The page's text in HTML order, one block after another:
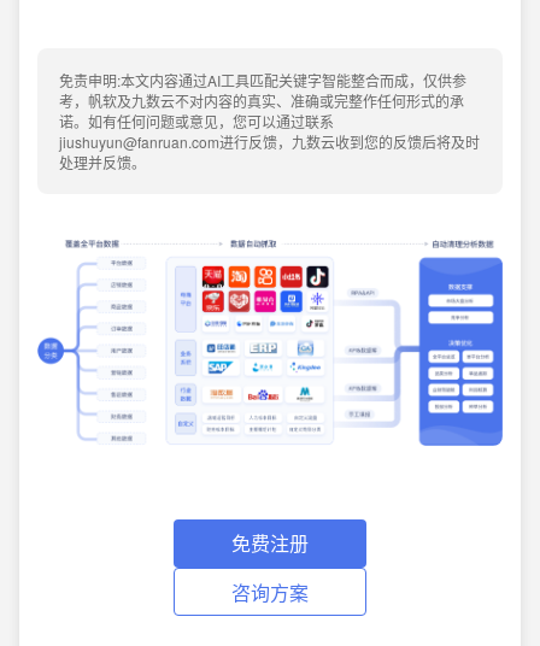
免责申明:本文内容通过AI工具匹配关键字智能整合而成，仅供参
考，帆软及九数云不对内容的真实、准确或完整作任何形式的承
诺。如有任何问题或意见，您可以通过联系
jiushuyun@fanruan.com进行反馈，九数云收到您的反馈后将及时
处理并反馈。
免费注册
咨询方案